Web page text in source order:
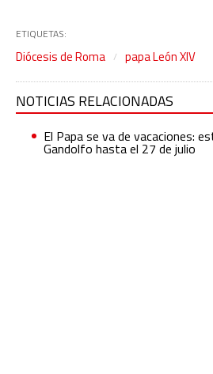
ETIQUETAS:
Diócesis de Roma papa León XIV
NOTICIAS RELACIONADAS
El Papa se va de vacaciones:
Gandolfo hasta el 27 de julio